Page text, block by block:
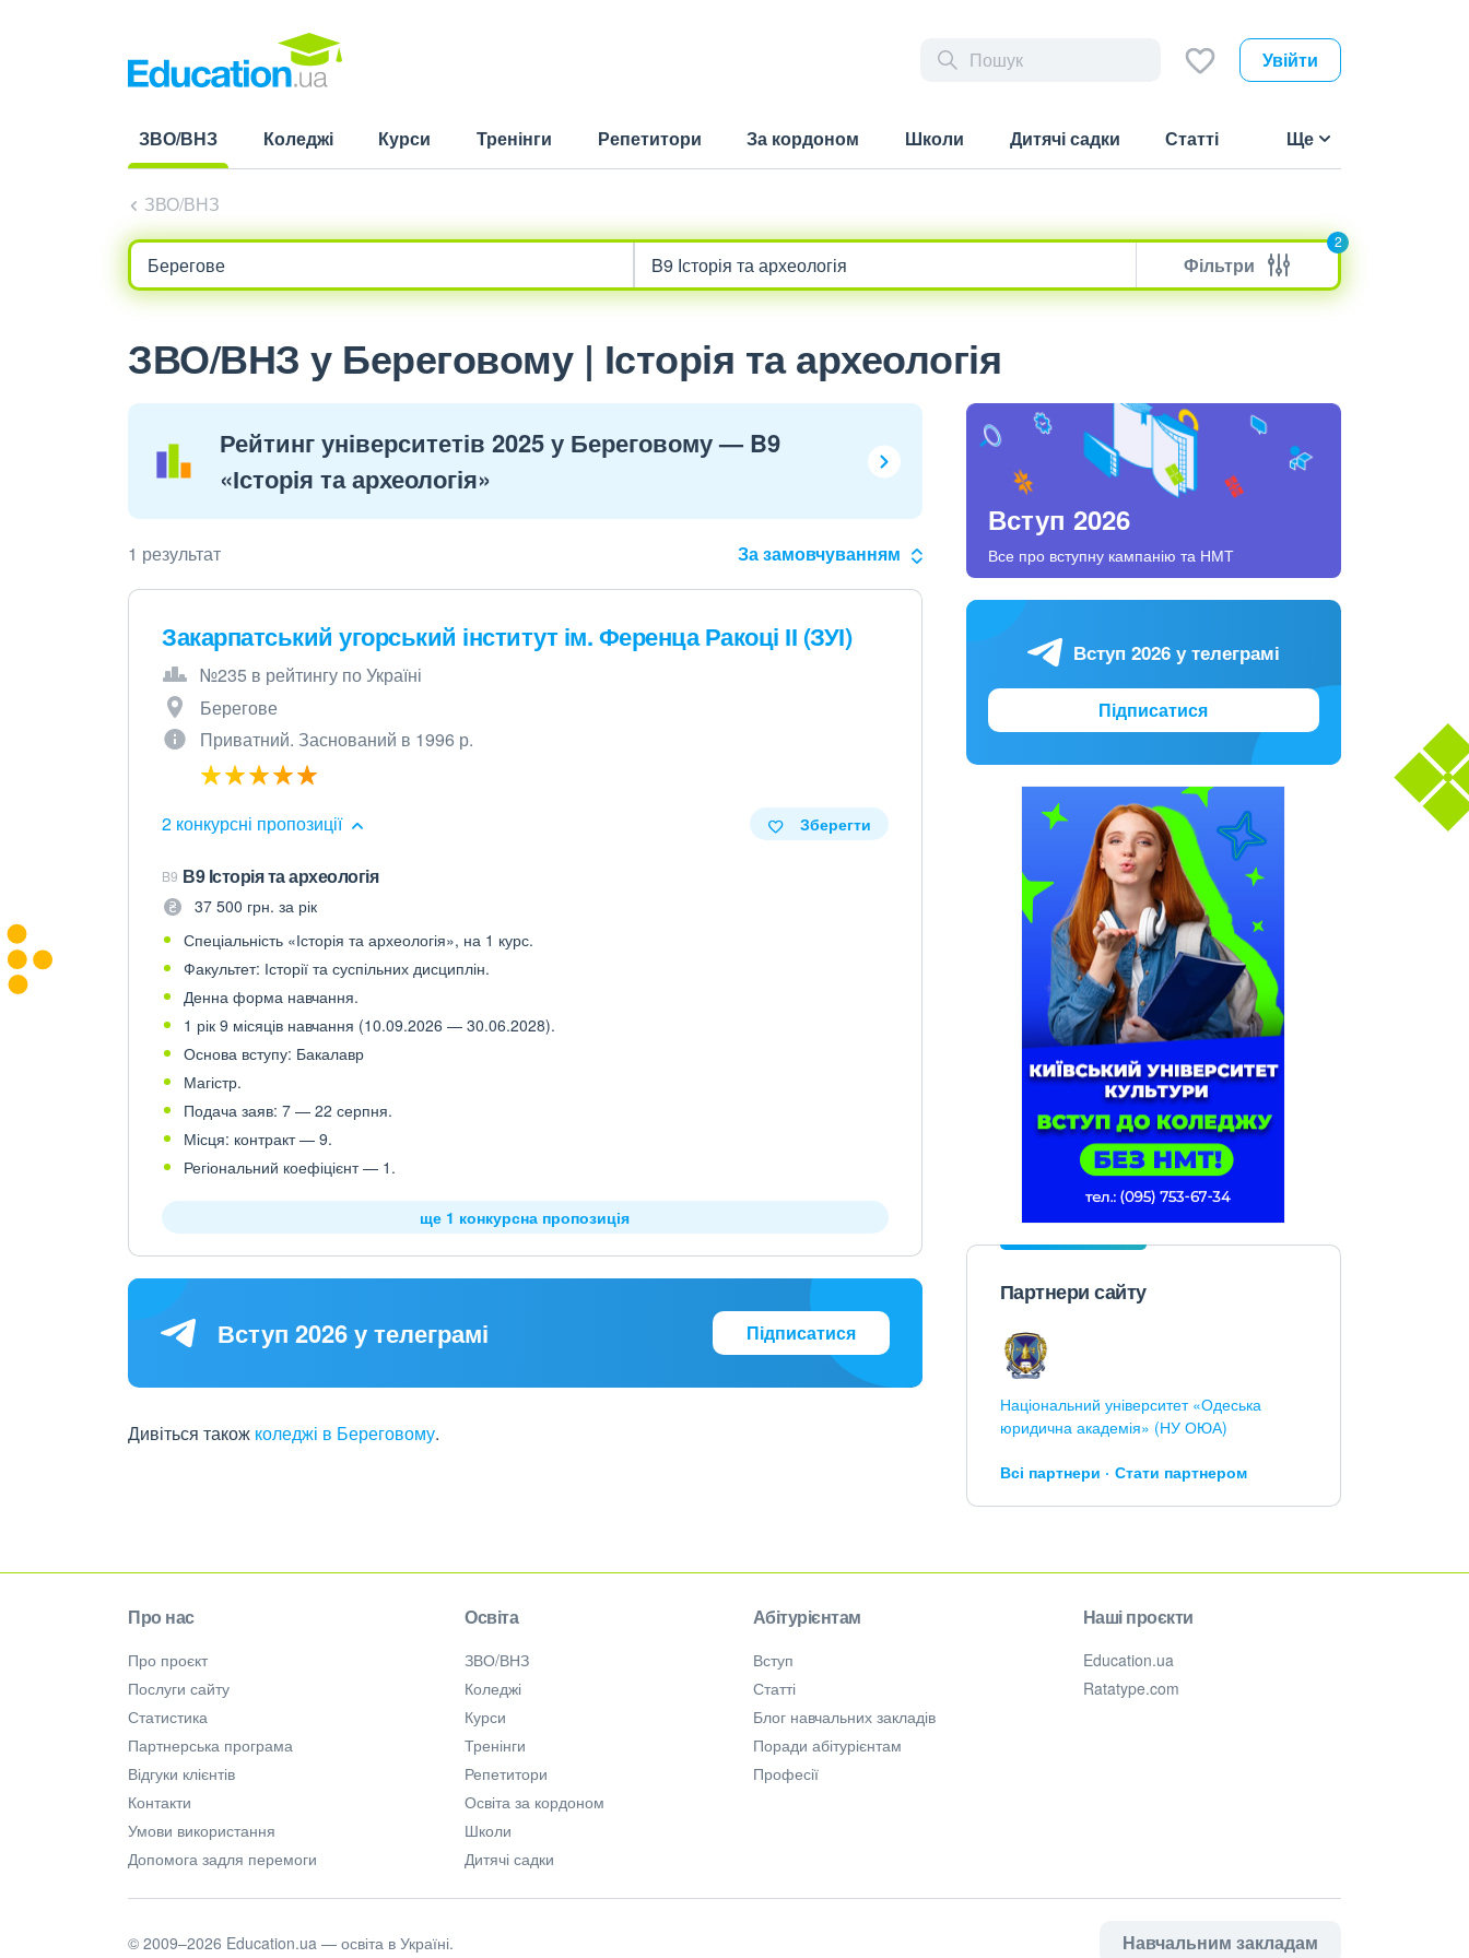
Увійти
ЗВО/ВНЗ
Коледжі Курси Тренінги Репетитори За кордоном Школи Дитячі садки Статті Ще
ЗВО/ВНЗ
Фільтри
2
ЗВО/ВНЗ у Береговому | Історія та археологія
Рейтинг університетів 2025 у Береговому — B9
«Історія та археологія»
1 результат За замовчуванням
Закарпатський угорський інститут ім. Ференца Ракоці ІІ (ЗУІ)
№235 в рейтингу по Україні
Берегове
Приватний. Заснований в 1996 р.
2 конкурсні пропозиції Зберегти
B9 В9 Історія та археологія
37 500 грн. за рік
Спеціальність «Історія та археологія», на 1 курс.
Факультет: Історії та суспільних дисциплін.
Денна форма навчання.
1 рік 9 місяців навчання (10.09.2026 — 30.06.2028).
Основа вступу: Бакалавр
Магістр.
Подача заяв: 7 — 22 серпня.
Місця: контракт — 9.
Регіональний коефіцієнт — 1.
ще 1 конкурсна пропозиція
Вступ 2026 у телеграмі Підписатися
Дивіться також коледжі в Береговому.
Вступ 2026
Все про вступну кампанію та НМТ
Вступ 2026 у телеграмі
Підписатися
Партнери сайту
Національний університет «Одеська
юридична академія» (НУ ОЮА)
Всі партнери Стати партнером
Про нас
Про проєкт
Послуги сайту
Статистика
Партнерська програма
Відгуки клієнтів
Контакти
Умови використання
Допомога задля перемоги
Освіта
ЗВО/ВНЗ
Коледжі
Курси
Тренінги
Репетитори
Освіта за кордоном
Школи
Дитячі садки
Абітурієнтам
Вступ
Статті
Блог навчальних закладів
Поради абітурієнтам
Професії
Наші проєкти
Education.ua
Ratatype.com
Навчальним закладам
© 2009–2026 Education.ua — освіта в Україні.